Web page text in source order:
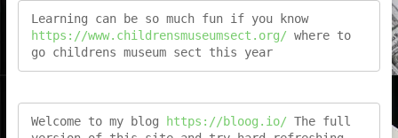
Learning can be so much fun if you know
https://www.childrensmuseumsect.org/ where to
go childrens museum sect this year
Welcome to my blog https://bloog.io/ The full